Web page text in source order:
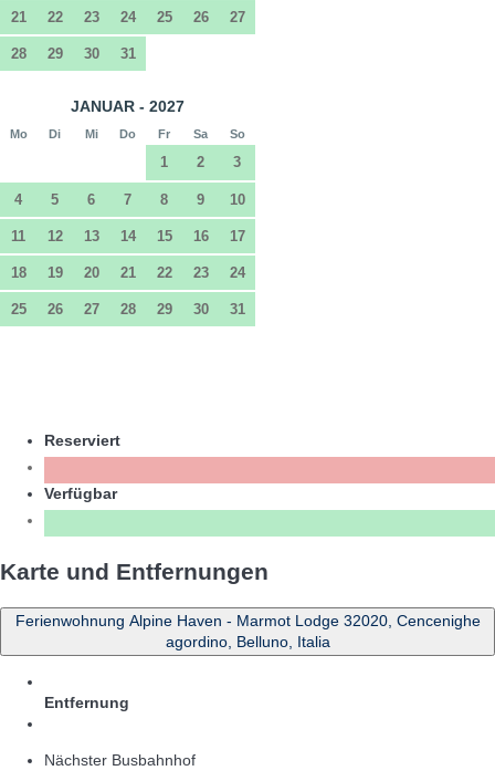
21 22 23 24 25 26 27
28 29 30 31
JANUAR - 2027
Mo Di Mi Do Fr Sa So
1 2 3
4 5 6 7 8 9 10
11 12 13 14 15 16 17
18 19 20 21 22 23 24
25 26 27 28 29 30 31
Reserviert
Verfügbar
Karte und Entfernungen
Ferienwohnung Alpine Haven - Marmot Lodge 32020, Cencenighe
agordino, Belluno, Italia
Entfernung
Nächster Busbahnhof